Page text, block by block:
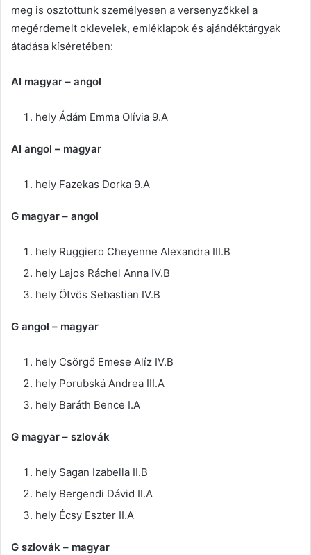
meg is osztottunk személyesen a versenyzőkkel a
megérdemelt oklevelek, emléklapok és ajándéktárgyak
átadása kíséretében:
AI magyar – angol
hely Ádám Emma Olívia 9.A
AI angol – magyar
hely Fazekas Dorka 9.A
G magyar – angol
hely Ruggiero Cheyenne Alexandra III.B
hely Lajos Ráchel Anna IV.B
hely Ötvös Sebastian IV.B
G angol – magyar
hely Csörgő Emese Alíz IV.B
hely Porubská Andrea III.A
hely Baráth Bence I.A
G magyar – szlovák
hely Sagan Izabella II.B
hely Bergendi Dávid II.A
hely Écsy Eszter II.A
G szlovák – magyar